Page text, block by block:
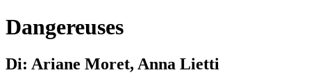
Dangereuses
Di: Ariane Moret, Anna Lietti